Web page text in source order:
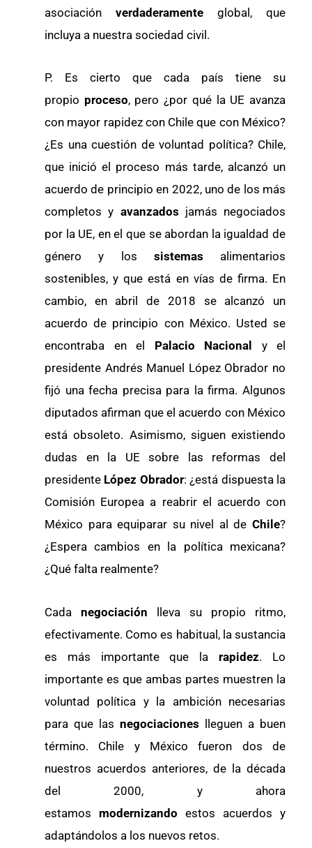
asociación verdaderamente global, que
incluya a nuestra sociedad civil.
P. Es cierto que cada país tiene su
propio proceso, pero ¿por qué la UE avanza
con mayor rapidez con Chile que con México?
¿Es una cuestión de voluntad política? Chile,
que inició el proceso más tarde, alcanzó un
acuerdo de principio en 2022, uno de los más
completos y avanzados jamás negociados
por la UE, en el que se abordan la igualdad de
género y los sistemas alimentarios
sostenibles, y que está en vías de firma. En
cambio, en abril de 2018 se alcanzó un
acuerdo de principio con México. Usted se
encontraba en el Palacio Nacional
y el
presidente Andrés Manuel López Obrador no
fijó una fecha precisa para la firma. Algunos
diputados afirman que el acuerdo con México
está obsoleto. Asimismo, siguen existiendo
dudas en la UE sobre las reformas del
presidente López Obrador: ¿está dispuesta la
Comisión Europea a reabrir el acuerdo con
México para equiparar su nivel al de Chile?
¿Espera cambios en la política mexicana?
¿Qué falta realmente?
Cada negociación
lleva su propio ritmo,
efectivamente. Como es habitual, la sustancia
es más importante que la rapidez. Lo
importante es que ambas partes muestren la
voluntad política y la ambición necesarias
para que las negociaciones
lleguen a buen
término. Chile y México fueron dos de
nuestros acuerdos anteriores, de la década
del 2000, y ahora
estamos modernizando estos acuerdos y
adaptándolos a los nuevos retos.